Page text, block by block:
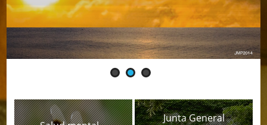
Junta General